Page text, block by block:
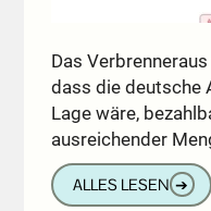
Das
dass die deutsche
Lage wäre,
ausreichender
ALLES LESEN ➔